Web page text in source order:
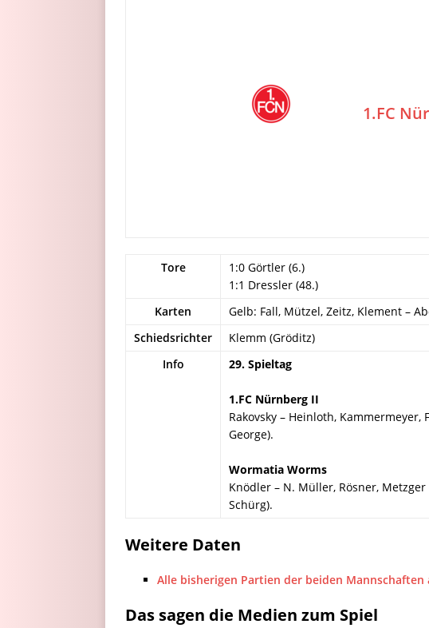
1.FC
Tore
1:0 Görtler (6.)
1:1 Dressler (48.)
Karten
Gelb: Fall, Mützel, Zeitz, Klement –
Schiedsrichter
Klemm (Gröditz)
Info
29. Spieltag
1.FC Nürnberg II
Rakovsky – Heinloth, Kammermeyer,
George).
Wormatia Worms
Knödler – N. Müller, Rösner, Metzger
Schürg).
Weitere Daten
Alle bisherigen Partien der beiden Mannschaften
Das sagen die Medien zum Spiel